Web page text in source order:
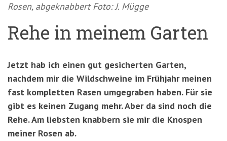
Rosen, abgeknabbert Foto: J. Mügge
Rehe in meinem Garten
Jetzt hab ich einen gut gesicherten Garten,
nachdem mir die Wildschweine im Frühjahr meinen
fast kompletten Rasen umgegraben haben. Für sie
gibt es keinen Zugang mehr. Aber da sind noch die
Rehe. Am liebsten knabbern sie mir die Knospen
meiner Rosen ab.